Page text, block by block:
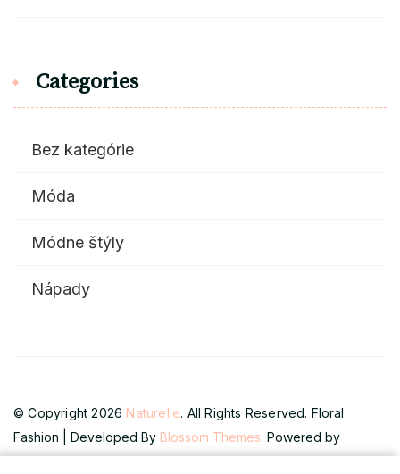
Categories
Bez kategórie
Móda
Módne štýly
Nápady
© Copyright 2026 Naturelle. All Rights Reserved. Floral
Fashion | Developed By Blossom Themes. Powered by
WordPress.